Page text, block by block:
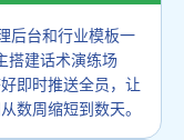
后台和行业模板一
搭建话术演练场
即时推送全员，让
数周缩短到数天。